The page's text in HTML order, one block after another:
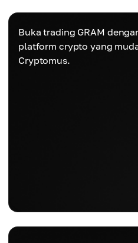
Buka trading GRAM
platform crypto yang
Cryptomus.